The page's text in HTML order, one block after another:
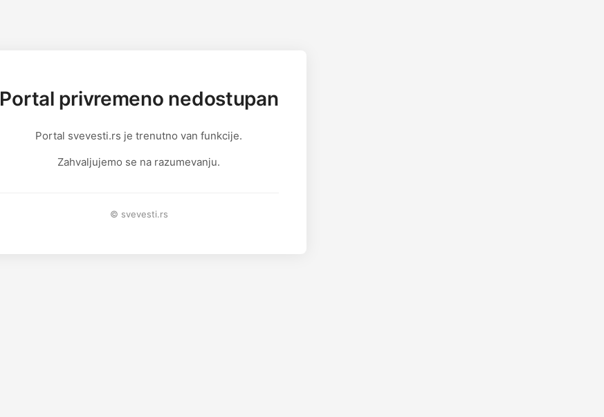
Portal privremeno nedostupan
Portal svevesti.rs je trenutno van funkcije.
Zahvaljujemo se na razumevanju.
© svevesti.rs